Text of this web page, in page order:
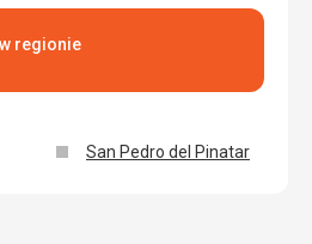
regionie
San Pedro del Pinatar